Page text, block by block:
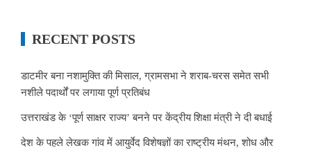
RECENT POSTS
डाटमीर बना नशामुक्ति की मिसाल, ग्रामसभा ने शराब-चरस समेत सभी
नशीले पदार्थों पर लगाया पूर्ण प्रतिबंध
उत्तराखंड के ‘पूर्ण साक्षर राज्य’ बनने पर केंद्रीय शिक्षा मंत्री ने दी बधाई
देश के पहले लेखक गांव में आयुर्वेद विशेषज्ञों का राष्ट्रीय मंथन, शोध और